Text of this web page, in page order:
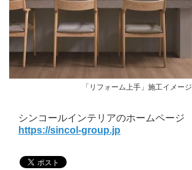
「リフォーム上手」施工イメージ
シンコールインテリアのホームページ
https://sincol-group.jp